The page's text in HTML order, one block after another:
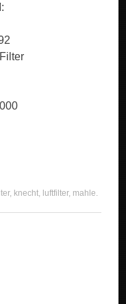
, knecht, luftfilter, mahle.